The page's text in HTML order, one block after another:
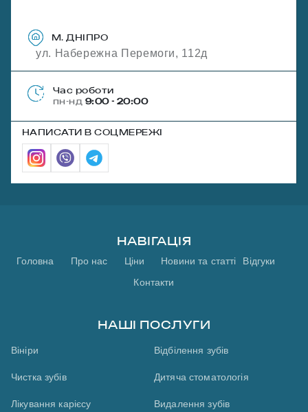
М. ДНІПРО
ул. Набережна Перемоги, 112д
Час роботи
пн-нд 9:00 - 20:00
НАПИСАТИ В СОЦМЕРЕЖІ
НАВІГАЦІЯ
Головна Про нас Ціни Новини та статті
Відгуки
Контакти
НАШІ ПОСЛУГИ
Вініри
Чистка зубів
Лікування карієсу
Відбілення зубів
Дитяча стоматологія
Видалення зубів